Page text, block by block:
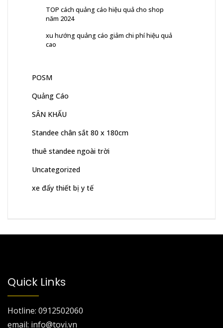
TOP cách quảng cáo hiệu quả cho shop
năm 2024
xu hướng quảng cáo giảm chi phí hiệu quả
cao
POSM
Quảng Cáo
SÂN KHẤU
Standee chân sắt 80 x 180cm
thuê standee ngoài trời
Uncategorized
xe đẩy thiết bị y tế
Quick Links
Hotline: 0912502060
email: info@tovi.vn